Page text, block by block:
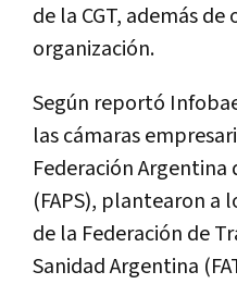
de la CGT, además
organización.
Según reportó
las cámaras
Federación Argentina
(FAPS), plantearon a
de la Federación de
Sanidad Argentina